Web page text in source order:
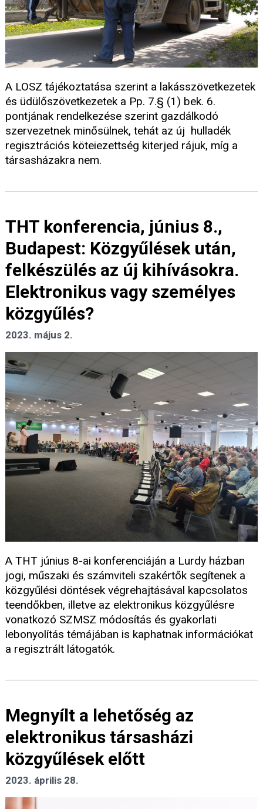
A LOSZ tájékoztatása szerint a lakásszövetkezetek
és üdülőszövetkezetek a Pp. 7.§ (1) bek. 6.
pontjának rendelkezése szerint gazdálkodó
szervezetnek minősülnek, tehát az új hulladék
regisztrációs köteiezettség kiterjed rájuk, míg a
társasházakra nem.
THT konferencia, június 8.,
Budapest: Közgyűlések után,
felkészülés az új kihívásokra.
Elektronikus vagy személyes
közgyűlés?
2023. május 2.
A THT június 8-ai konferenciáján a Lurdy házban
jogi, műszaki és számviteli szakértők segítenek a
közgyűlési döntések végrehajtásával kapcsolatos
teendőkben, illetve az elektronikus közgyűlésre
vonatkozó SZMSZ módosítás és gyakorlati
lebonyolítás témájában is kaphatnak információkat
a regisztrált látogatók.
Megnyílt a lehetőség az
elektronikus társasházi
közgyűlések előtt
2023. április 28.